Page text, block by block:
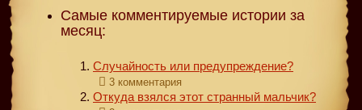
Самые комментируемые истории за
месяц:
Случайность или предупреждение?
3 комментария
Откуда взялся этот странный мальчик?